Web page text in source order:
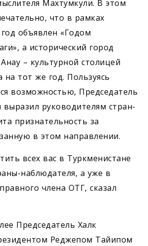
Махтумкули. В этом
что в рамках
объявлен «Годом
а исторический город
– культурной столицей
на тот же год. Пользуясь
возможностью, Председатель
выразил руководителям стран-
признательность за
в этом направлении.
всех вас в Туркменистане
наблюдателя, а уже в
члена ОТГ, сказал
Председатель Халк
Реджепом Тайипом